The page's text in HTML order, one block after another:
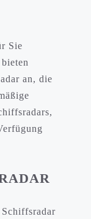
Sie
an, die
Schiffsradar